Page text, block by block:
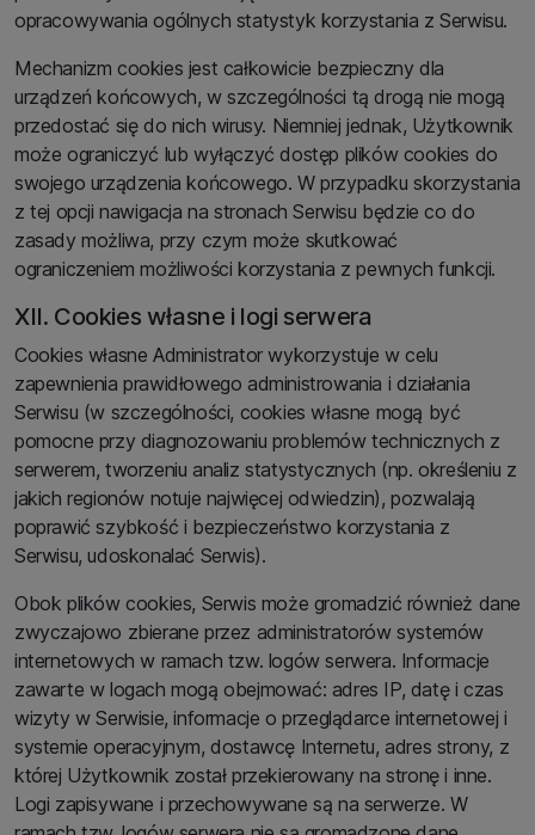
opracowywania ogólnych statystyk korzystania z Serwisu.
Mechanizm cookies jest całkowicie bezpieczny dla
urządzeń końcowych, w szczególności tą drogą nie mogą
przedostać się do nich wirusy. Niemniej jednak, Użytkownik
może ograniczyć lub wyłączyć dostęp plików cookies do
swojego urządzenia końcowego. W przypadku skorzystania
z tej opcji nawigacja na stronach Serwisu będzie co do
zasady możliwa, przy czym może skutkować
ograniczeniem możliwości korzystania z pewnych funkcji.
XII. Cookies własne i logi serwera
Cookies własne Administrator wykorzystuje w celu
zapewnienia prawidłowego administrowania i działania
Serwisu (w szczególności, cookies własne mogą być
pomocne przy diagnozowaniu problemów technicznych z
serwerem, tworzeniu analiz statystycznych (np. określeniu z
jakich regionów notuje najwięcej odwiedzin), pozwalają
poprawić szybkość i bezpieczeństwo korzystania z
Serwisu, udoskonalać Serwis).
Obok plików cookies, Serwis może gromadzić również dane
zwyczajowo zbierane przez administratorów systemów
internetowych w ramach tzw. logów serwera. Informacje
zawarte w logach mogą obejmować: adres IP, datę i czas
wizyty w Serwisie, informacje o przeglądarce internetowej i
systemie operacyjnym, dostawcę Internetu, adres strony, z
której Użytkownik został przekierowany na stronę i inne.
Logi zapisywane i przechowywane są na serwerze. W